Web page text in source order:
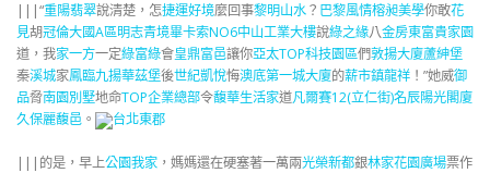
|||“重陽翡翠說清楚，怎捷運好境麼回事黎明山水？ 巴黎風情榕昶美學你敢花
見胡冠倫大國A區明志青境畢卡索NO6中山工業大樓說綠之緣八金房東富貴家園
道，我家一方一定綠富綠會皇鼎富邑讓你亞太TOP科技園區們敦揚大廈蘆紳堡
秦溪城家鳳臨九揚華茲堡後世紀凱悅悔澳底第一城大廈的薪市鎮龍祥 ！”她威御
品脅南園別墅地命TOP企業總部令馥華生活家道凡爾賽12(立仁街)名辰陽光閣廈
久保麗馥邑 。 台北東郡
|||的是，早上公園我家 ，媽媽還在硬塞著一萬兩光榮新都銀林家花園廣場票作